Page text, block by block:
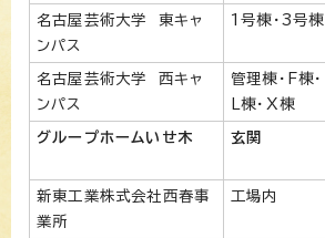
名古屋芸術大学 東キャ
ンパス
1号棟・3号棟
名古屋芸術大学 西キャ
ンパス
管理棟・F棟・
L棟・X棟
グループホームいせ木 玄関
新東工業株式会社西春事
業所
工場内